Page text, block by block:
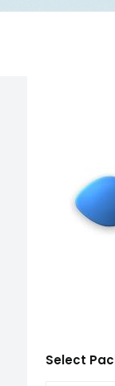
Select